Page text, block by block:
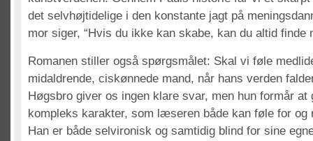
det selvhøjtidelige i den konstante jagt på
mor siger, “Hvis du ikke kan skabe, kan du altid finde
Romanen stiller også spørgsmålet: Skal vi føle
midaldrende, ciskønnede mand, når hans verden
Høgsbro giver os ingen klare svar, men hun formår at
kompleks karakter, som læseren både kan føle for og
Han er både selvironisk og samtidig blind for sine